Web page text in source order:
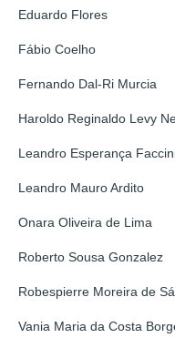
Eduardo Flores
Fábio Coelho
Fernando Dal-Ri Murcia
Haroldo Reginaldo Levy
Leandro Esperança
Leandro Mauro Ardito
Onara Oliveira de Lima
Roberto Sousa Gonzalez
Robespierre Moreira de Sá
Vania Maria da Costa